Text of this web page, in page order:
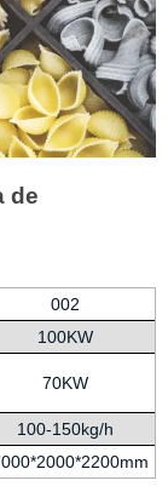
de
002
100KW
70KW
100-150kg/h